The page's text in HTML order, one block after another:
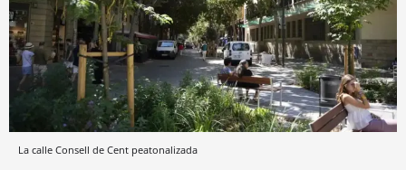
La calle Consell de Cent peatonalizada